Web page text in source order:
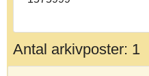
Antal arkivposter: 1